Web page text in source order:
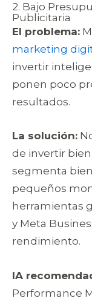
2. Bajo
Publicitaria
El problema:
marketing
invertir
ponen poco
resultados.
La solución:
de invertir
segmenta
pequeños
herramientas
y Meta
rendimiento.
IA
Performance